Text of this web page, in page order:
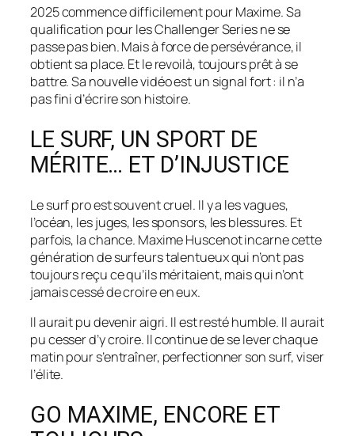
2025 commence difficilement pour Maxime. Sa
qualification pour les Challenger Series ne se
passe pas bien. Mais à force de persévérance, il
obtient sa place. Et le revoilà, toujours prêt à se
battre. Sa nouvelle vidéo est un signal fort : il n’a
pas fini d’écrire son histoire.
LE SURF, UN SPORT DE
MÉRITE… ET D’INJUSTICE
Le surf pro est souvent cruel. Il y a les vagues,
l’océan, les juges, les sponsors, les blessures. Et
parfois, la chance. Maxime Huscenot incarne cette
génération de surfeurs talentueux qui n’ont pas
toujours reçu ce qu’ils méritaient, mais qui n’ont
jamais cessé de croire en eux.
Il aurait pu devenir aigri. Il est resté humble. Il aurait
pu cesser d’y croire. Il continue de se lever chaque
matin pour s’entraîner, perfectionner son surf, viser
l’élite.
GO MAXIME, ENCORE ET